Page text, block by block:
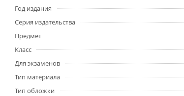
Год издания
Серия издательства
Предмет
Класс
Для экзаменов
Тип материала
Тип обложки